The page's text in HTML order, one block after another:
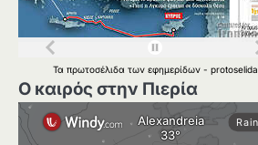
Τα πρωτοσέλιδα των εφημερίδων - protoselida
Ο καιρός στην Πιερία